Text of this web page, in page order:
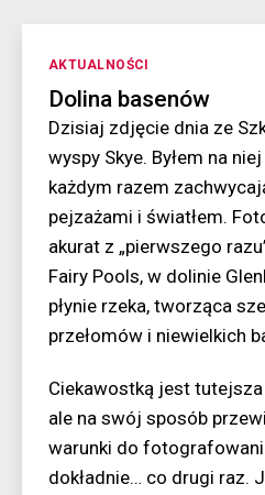
Kategorie
AKTUALNOŚCI
Dolina basenów
Dzisiaj zdjęcie dnia ze
wyspy Skye. Byłem na
każdym razem
pejzażami i światłem.
akurat z „pierwszego
Fairy Pools, w dolinie
płynie rzeka, tworząca
przełomów i niewielkich
Ciekawostką jest
ale na swój sposób
warunki do
dokładnie… co drugi raz.